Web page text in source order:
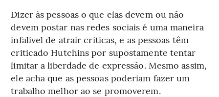
Dizer às pessoas o que elas devem ou não
devem postar nas redes sociais é uma maneira
infalível de atrair críticas, e as pessoas têm
criticado Hutchins por supostamente tentar
limitar a liberdade de expressão. Mesmo assim,
ele acha que as pessoas poderiam fazer um
trabalho melhor ao se promoverem.